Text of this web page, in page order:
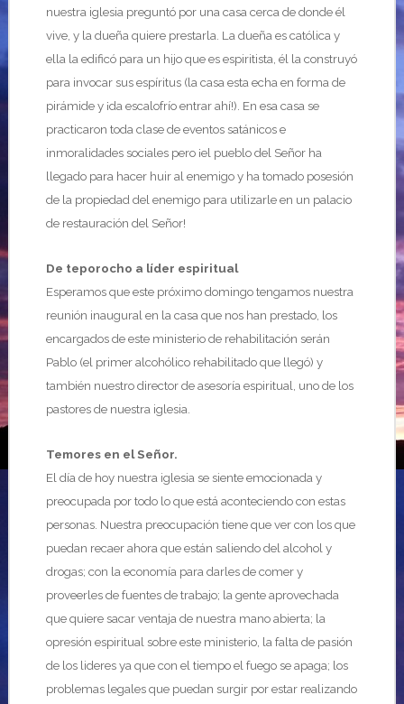
nuestra iglesia preguntó por una casa cerca de donde él
vive, y la dueña quiere prestarla. La dueña es católica y
ella la edificó para un hijo que es espiritista, él la construyó
para invocar sus espíritus (la casa esta echa en forma de
pirámide y ¡da escalofrío entrar ahí!). En esa casa se
practicaron toda clase de eventos satánicos e
inmoralidades sociales pero ¡el pueblo del Señor ha
llegado para hacer huir al enemigo y ha tomado posesión
de la propiedad del enemigo para utilizarle en un palacio
de restauración del Señor!
De teporocho a líder espiritual
Esperamos que este próximo domingo tengamos nuestra
reunión inaugural en la casa que nos han prestado, los
encargados de este ministerio de rehabilitación serán
Pablo (el primer alcohólico rehabilitado que llegó) y
también nuestro director de asesoría espiritual, uno de los
pastores de nuestra iglesia.
Temores en el Señor.
El día de hoy nuestra iglesia se siente emocionada y
preocupada por todo lo que está aconteciendo con estas
personas. Nuestra preocupación tiene que ver con los que
puedan recaer ahora que están saliendo del alcohol y
drogas; con la economía para darles de comer y
proveerles de fuentes de trabajo; la gente aprovechada
que quiere sacar ventaja de nuestra mano abierta; la
opresión espiritual sobre este ministerio, la falta de pasión
de los lideres ya que con el tiempo el fuego se apaga; los
problemas legales que puedan surgir por estar realizando